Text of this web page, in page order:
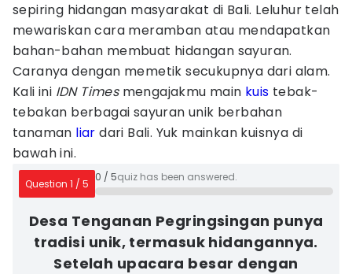
sepiring hidangan masyarakat di Bali. Leluhur telah
mewariskan cara meramban atau mendapatkan
bahan-bahan membuat hidangan sayuran.
Caranya dengan memetik secukupnya dari alam.
Kali ini IDN Times mengajakmu main kuis tebak-
tebakan berbagai sayuran unik berbahan
tanaman liar dari Bali. Yuk mainkan kuisnya di
bawah ini.
Question 1 / 5
0 / 5quiz has been answered.
Desa Tenganan Pegringsingan punya
tradisi unik, termasuk hidangannya.
Setelah upacara besar dengan